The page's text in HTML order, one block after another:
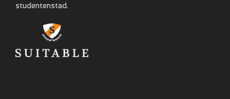
studentenstad.